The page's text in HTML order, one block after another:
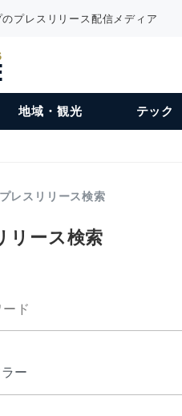
プレスリリース配信メディア
地域・観光 テック
プレスリリース検索
リース検索
ド